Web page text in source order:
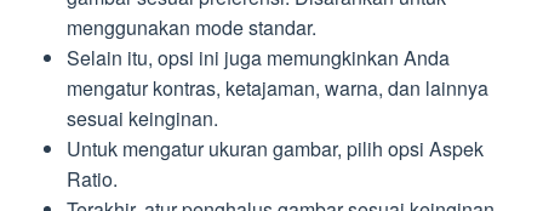
menggunakan mode standar.
Selain itu, opsi ini juga memungkinkan Anda
mengatur kontras, ketajaman, warna, dan lainnya
sesuai keinginan.
Untuk mengatur ukuran gambar, pilih opsi Aspek
Ratio.